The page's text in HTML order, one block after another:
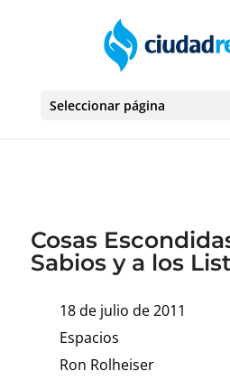
Seleccionar página
Cosas
Sabios y a los
18 de julio de 2011
Espacios
Ron Rolheiser